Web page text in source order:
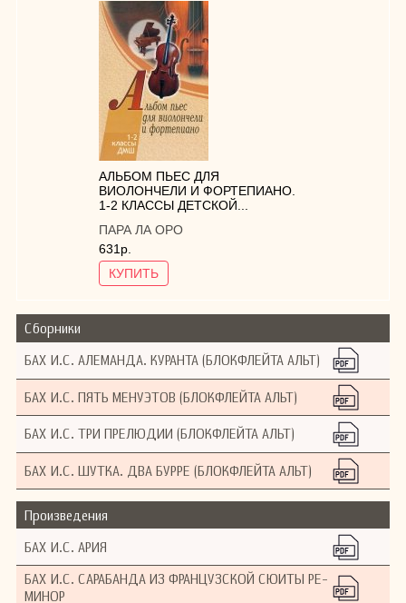
АЛЬБОМ ПЬЕС ДЛЯ
ВИОЛОНЧЕЛИ И ФОРТЕПИАНО.
1-2 КЛАССЫ ДЕТСКОЙ...
ПАРА ЛА ОРО
631р.
КУПИТЬ
Сборники
БАХ И.С. АЛЕМАНДА. КУРАНТА (БЛОКФЛЕЙТА АЛЬТ)
БАХ И.С. ПЯТЬ МЕНУЭТОВ (БЛОКФЛЕЙТА АЛЬТ)
БАХ И.С. ТРИ ПРЕЛЮДИИ (БЛОКФЛЕЙТА АЛЬТ)
БАХ И.С. ШУТКА. ДВА БУРРЕ (БЛОКФЛЕЙТА АЛЬТ)
Произведения
БАХ И.С. АРИЯ
БАХ И.С. САРАБАНДА ИЗ ФРАНЦУЗСКОЙ СЮИТЫ РЕ-
МИНОР